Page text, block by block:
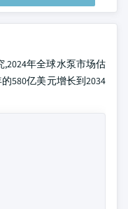
年全球水泵市场估
580亿美元增长到2034